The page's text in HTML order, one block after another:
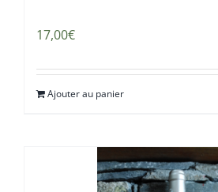
17,00€
Ajouter au panier